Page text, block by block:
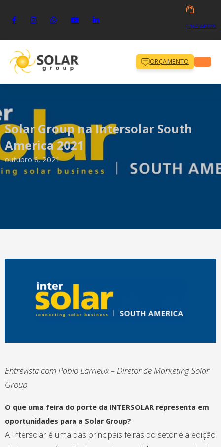
(11) 4144-9090
ORÇAMENTO
Solar Group na Intersolar South
America 2021
outubro 8, 2021
Entrevista com Pablo Larrieux – Diretor de Marketing Solar
Group
O que uma feira do porte da INTERSOLAR representa em
oportunidades para a Solar Group?
A Intersolar é uma das principais feiras do setor e a edição